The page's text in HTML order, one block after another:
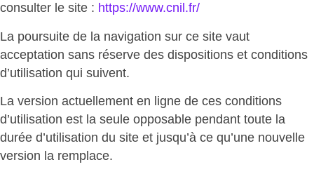
consulter le site : https://www.cnil.fr/
La poursuite de la navigation sur ce site vaut
acceptation sans réserve des dispositions et conditions
d’utilisation qui suivent.
La version actuellement en ligne de ces conditions
d’utilisation est la seule opposable pendant toute la
durée d’utilisation du site et jusqu’à ce qu’une nouvelle
version la remplace.